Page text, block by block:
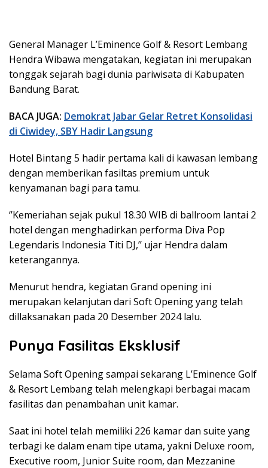
General Manager L’Eminence Golf & Resort Lembang
Hendra Wibawa mengatakan, kegiatan ini merupakan
tonggak sejarah bagi dunia pariwisata di Kabupaten
Bandung Barat.
BACA JUGA: Demokrat Jabar Gelar Retret Konsolidasi
di Ciwidey, SBY Hadir Langsung
Hotel Bintang 5 hadir pertama kali di kawasan lembang
dengan memberikan fasiltas premium untuk
kenyamanan bagi para tamu.
‘’Kemeriahan sejak pukul 18.30 WIB di ballroom lantai 2
hotel dengan menghadirkan performa Diva Pop
Legendaris Indonesia Titi DJ,’’ ujar Hendra dalam
keterangannya.
Menurut hendra, kegiatan Grand opening ini
merupakan kelanjutan dari Soft Opening yang telah
dillaksanakan pada 20 Desember 2024 lalu.
Punya Fasilitas Eksklusif
Selama Soft Opening sampai sekarang L’Eminence Golf
& Resort Lembang telah melengkapi berbagai macam
fasilitas dan penambahan unit kamar.
Saat ini hotel telah memiliki 226 kamar dan suite yang
terbagi ke dalam enam tipe utama, yakni Deluxe room,
Executive room, Junior Suite room, dan Mezzanine